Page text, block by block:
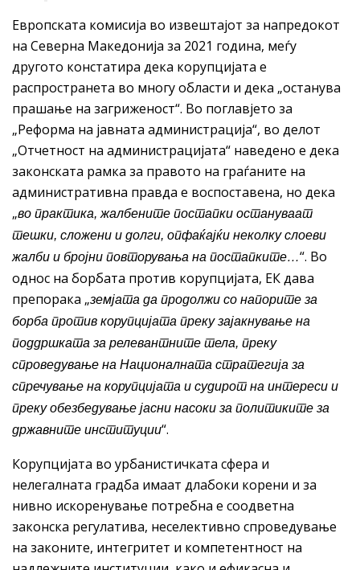
Европската комисија во извештајот за напредокот
на Северна Македонија за 2021 година, меѓу
другото констатира дека корупцијата е
распространета во многу области и дека „останува
прашање на загриженост“. Во поглавјето за
„Реформа на јавната администрација“, во делот
„Отчетност на администрацијата“ наведено е дека
законската рамка за правото на граѓаните на
административна правда е воспоставена, но дека
„во практика, жалбените постапки остануваат
тешки, сложени и долги, опфаќајќи неколку слоеви
жалби и бројни повторувања на постапките…“. Во
однос на борбата против корупцијата, ЕК дава
препорака „земјата да продолжи со напорите за
борба против корупцијата преку зајакнување на
поддршката за релевантните тела, преку
спроведување на Националната стратегија за
спречување на корупцијата и судирот на интереси и
преку обезбедување јасни насоки за политиките за
државните институции“.
Корупцијата во урбанистичката сфера и
нелегалната градба имаат длабоки корени и за
нивно искоренување потребна е соодветна
законска регулатива, неселективно спроведување
на законите, интегритет и компетентност на